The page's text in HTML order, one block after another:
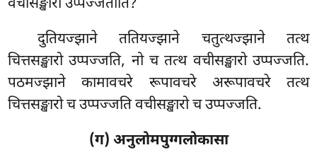
वचीसङ्खारो उप्पज्जतीति?
दुतियज्झाने ततियज्झाने चतुत्थज्झाने तत्थ
चित्तसङ्खारो उप्पज्जति, नो च तत्थ वचीसङ्खारो उप्पज्जति.
पठमज्झाने कामावचरे रूपावचरे अरूपावचरे तत्थ
चित्तसङ्खारो च उप्पज्जति वचीसङ्खारो च उप्पज्जति.
(ग) अनुलोमपुग्गलोकासा